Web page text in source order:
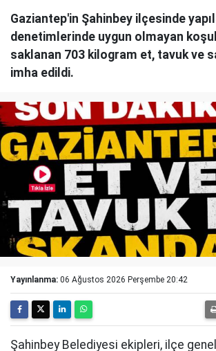
Gaziantep'in Şahinbey ilçesinde
denetimlerinde uygun olmayan
saklanan 703 kilogram et, tavuk ve
imha edildi.
Yayınlanma: 06 Ağustos 2026 Perşembe 20:42
Şahinbey Belediyesi ekipleri, ilçe